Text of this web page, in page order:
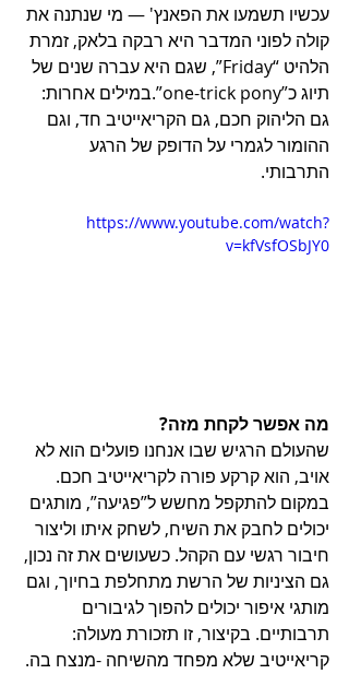
עכשיו תשמעו את הפאנץ' — מי שנתנה את
קולה לפוני המדבר היא רבקה בלאק, זמרת
הלהיט “Friday”, שגם היא עברה שנים של
תיוג כ”one-trick pony”.במילים אחרות:
גם הליהוק חכם, גם הקריאייטיב חד, וגם
ההומור לגמרי על הדופק של הרגע
התרבותי.
https://www.youtube.com/watch?
v=kfVsfOSbJY0
מה אפשר לקחת מזה?
שהעולם הרגיש שבו אנחנו פועלים הוא לא
אויב, הוא קרקע פורה לקריאייטיב חכם.
במקום להתקפל מחשש ל”פגיעה”, מותגים
יכולים לחבק את השיח, לשחק איתו וליצור
חיבור רגשי עם הקהל. כשעושים את זה נכון,
גם הציניות של הרשת מתחלפת בחיוך, וגם
מותגי איפור יכולים להפוך לגיבורים
תרבותיים. בקיצור, זו תזכורת מעולה:
קריאייטיב שלא מפחד מהשיחה -מנצח בה.